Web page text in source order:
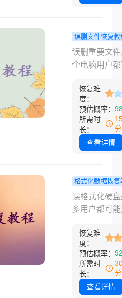
有诸多优势
也无法完全
据丢失的风
无论是由于
导致的文件
还是硬件故
的不可预见
题。那么固
怎么恢复数
本文将详细
中的数据，
户最大限度
损失。
误删文件恢复教
脑彻底删除
件如何恢复
技巧！
误删重要文
个电脑用户
是当文件被“
除”（
清空回收站
许多人以为
也找不回来
有很大概率
丢失的文件
电脑彻底删
文将系统梳
流恢复方法
上操作细节
指南，助你
救数据！
恢复难
度：
预估概率：
所需时
长：
查看详情
格式化数据恢复
不小心格式
硬盘怎么恢
数据的完整
南！
误格式化硬
多用户都可
必过于恐慌
操作得当，
数据仍有较
复概率。那
心格式化了
恢复难
度：
预估概率：
所需时
长：
查看详情